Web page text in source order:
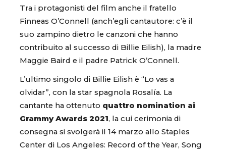
Tra i protagonisti del film anche il fratello
Finneas O’Connell (anch’egli cantautore: c’è il
suo zampino dietro le canzoni che hanno
contribuito al successo di Billie Eilish), la madre
Maggie Baird e il padre Patrick O’Connell.
L’ultimo singolo di Billie Eilish è “Lo vas a
olvidar”, con la star spagnola Rosalía. La
cantante ha ottenuto quattro nomination ai
Grammy Awards 2021, la cui cerimonia di
consegna si svolgerà il 14 marzo allo Staples
Center di Los Angeles: Record of the Year, Song